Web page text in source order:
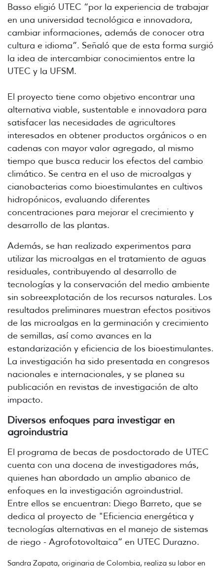
Basso eligió UTEC “por la experiencia de trabajar
en una universidad tecnológica e innovadora,
cambiar informaciones, además de conocer otra
cultura e idioma”. Señaló que de esta forma surgió
la idea de intercambiar conocimientos entre la
UTEC y la UFSM.
El proyecto tiene como objetivo encontrar una
alternativa viable, sustentable e innovadora para
satisfacer las necesidades de agricultores
interesados en obtener productos orgánicos o en
cadenas con mayor valor agregado, al mismo
tiempo que busca reducir los efectos del cambio
climático. Se centra en el uso de microalgas y
cianobacterias como bioestimulantes en cultivos
hidropónicos, evaluando diferentes
concentraciones para mejorar el crecimiento y
desarrollo de las plantas.
Además, se han realizado experimentos para
utilizar las microalgas en el tratamiento de aguas
residuales, contribuyendo al desarrollo de
tecnologías y la conservación del medio ambiente
sin sobreexplotación de los recursos naturales. Los
resultados preliminares muestran efectos positivos
de las microalgas en la germinación y crecimiento
de semillas, así como avances en la
estandarización y eficiencia de los bioestimulantes.
La investigación ha sido presentada en congresos
nacionales e internacionales, y se planea su
publicación en revistas de investigación de alto
impacto.
Diversos enfoques para investigar en
agroindustria
El programa de becas de posdoctorado de UTEC
cuenta con una docena de investigadores más,
quienes han abordado un amplio abanico de
enfoques en la investigación agroindustrial.
Entre ellos se encuentran: Diego Barreto, que se
dedica al proyecto de "Eficiencia energética y
tecnologías alternativas en el manejo de sistemas
de riego - Agrofotovoltaica” en UTEC Durazno.
Sandra Zapata, originaria de Colombia, realiza su labor en